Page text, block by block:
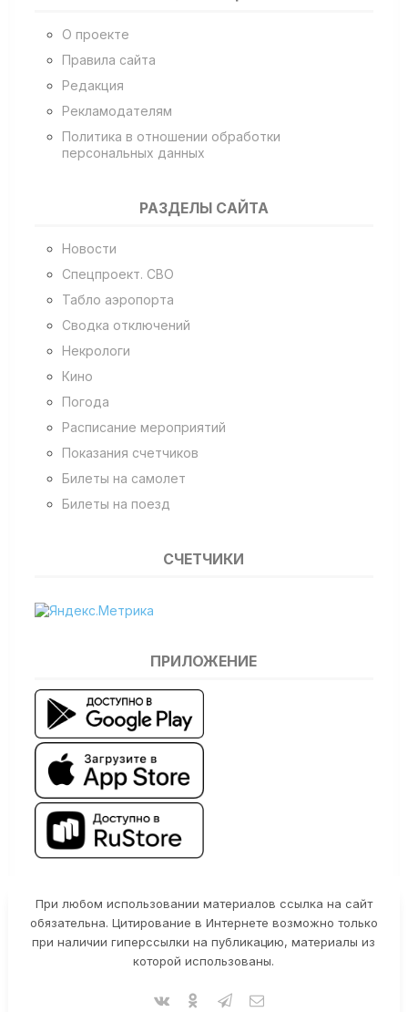
О проекте
Правила сайта
Редакция
Рекламодателям
Политика в отношении обработки
персональных данных
РАЗДЕЛЫ САЙТА
Новости
Спецпроект. СВО
Табло аэропорта
Сводка отключений
Некрологи
Кино
Погода
Расписание мероприятий
Показания счетчиков
Билеты на самолет
Билеты на поезд
СЧЕТЧИКИ
ПРИЛОЖЕНИЕ
При любом использовании материалов ссылка на сайт
обязательна. Цитирование в Интернете возможно только
при наличии гиперссылки на публикацию, материалы из
которой использованы.